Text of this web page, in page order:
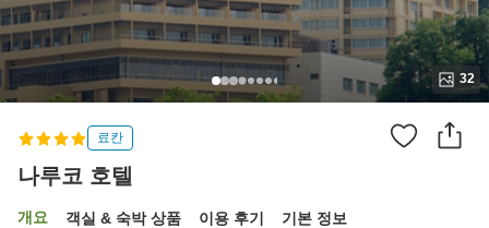
32
료칸
나루코 호텔
개요 객실 & 숙박 상품 이용 후기 기본 정보